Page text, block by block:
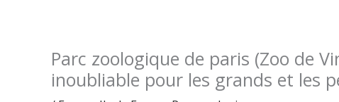
Parc zoologique de paris (Zoo de
inoubliable pour les grands et les